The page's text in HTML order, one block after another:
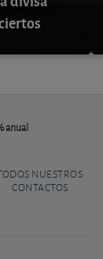
anual
NUESTROS
CONTACTOS